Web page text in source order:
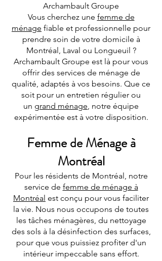
Archambault Groupe
Vous cherchez une femme de
ménage fiable et professionnelle pour
prendre soin de votre domicile à
Montréal, Laval ou Longueuil ?
Archambault Groupe est là pour vous
offrir des services de ménage de
qualité, adaptés à vos besoins. Que ce
soit pour un entretien régulier ou
un grand ménage, notre équipe
expérimentée est à votre disposition.
Femme de Ménage à
Montréal
Pour les résidents de Montréal, notre
service de femme de ménage à
Montréal est conçu pour vous faciliter
la vie. Nous nous occupons de toutes
les tâches ménagères, du nettoyage
des sols à la désinfection des surfaces,
pour que vous puissiez profiter d'un
intérieur impeccable sans effort.